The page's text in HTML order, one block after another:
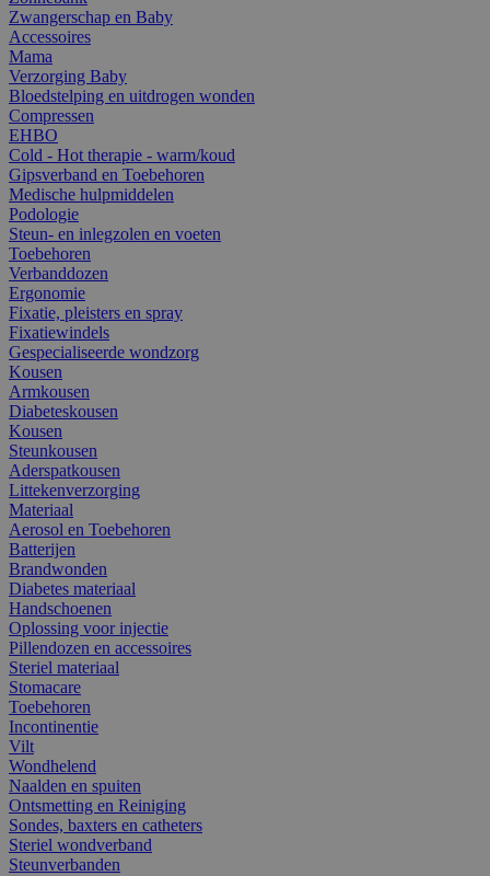
Zwangerschap en Baby
Accessoires
Mama
Verzorging Baby
Bloedstelping en uitdrogen wonden
Compressen
EHBO
Cold - Hot therapie - warm/koud
Gipsverband en Toebehoren
Medische hulpmiddelen
Podologie
Steun- en inlegzolen en voeten
Toebehoren
Verbanddozen
Ergonomie
Fixatie, pleisters en spray
Fixatiewindels
Gespecialiseerde wondzorg
Kousen
Armkousen
Diabeteskousen
Kousen
Steunkousen
Aderspatkousen
Littekenverzorging
Materiaal
Aerosol en Toebehoren
Batterijen
Brandwonden
Diabetes materiaal
Handschoenen
Oplossing voor injectie
Pillendozen en accessoires
Steriel materiaal
Stomacare
Toebehoren
Incontinentie
Vilt
Wondhelend
Naalden en spuiten
Ontsmetting en Reiniging
Sondes, baxters en catheters
Steriel wondverband
Steunverbanden